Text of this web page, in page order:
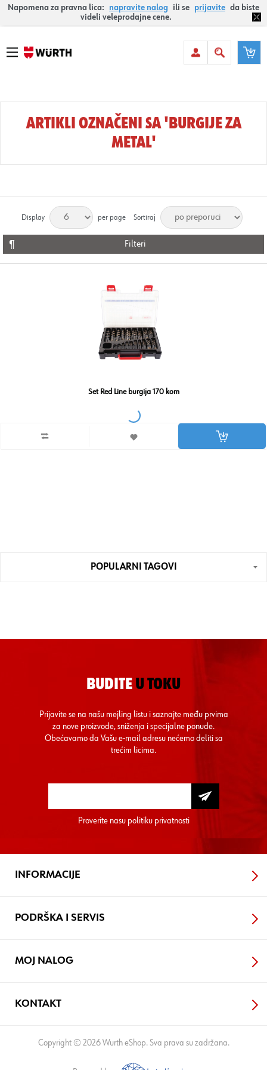
Napomena za pravna lica: napravite nalog ili se prijavite da biste
videli veleprodajne cene.
ARTIKLI OZNAČENI SA 'BURGIJE ZA
METAL'
Display per page Sortiraj
Filteri
Set Red Line burgija 170 kom
POPULARNI TAGOVI
BUDITE U TOKU
Prijavite se na našu mejling listu i saznajte među prvima
za nove proizvode, sniženja i specijalne ponude.
Obećavamo da Vašu e-mail adresu nećemo deliti sa
trećim licima.
Proverite nasu politiku privatnosti
INFORMACIJE
PODRŠKA I SERVIS
MOJ NALOG
KONTAKT
Copyright © 2026 Wurth eShop. Sva prava su zadržana.